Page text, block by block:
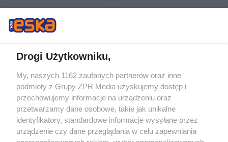
Żaden utwór zamieszczony w serwisie nie może być powielany i
rozpowszechniany lub dalej rozpowszechniany w jakikolwiek sposób (w
tym także elektroniczny lub mechaniczny) na jakimkolwiek polu
eksploatacji w jakiejkolwiek formie, włącznie z umieszczaniem w Internecie
bez pisemnej zgody właściciela praw. Jakiekolwiek użycie lub
wykorzystanie utworów w całości lub w części z naruszeniem prawa, tzn.
bez właściwej zgody, jest zabronione pod groźbą kary i może być ścigane
prawnie.
Drogi Użytkowniku,
My, naszych 1162 zaufanych partnerów oraz inne
podmioty z Grupy ZPR Media uzyskujemy dostęp i
przechowujemy informacje na urządzeniu oraz
przetwarzamy dane osobowe, takie jak unikalne
identyfikatory, standardowe informacje wysyłane przez
urządzenie czy dane przeglądania w celu zapewniania